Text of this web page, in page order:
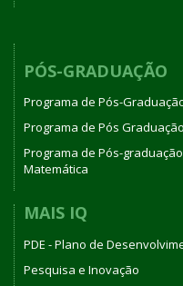
PÓS-GRADUAÇÃO
Programa de Pós-
Programa de Pós
Programa de Pós-
Matemática
MAIS IQ
PDE - Plano de
Pesquisa e Inovação